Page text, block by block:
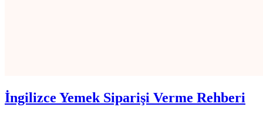
İngilizce Yemek Siparişi Verme Rehberi